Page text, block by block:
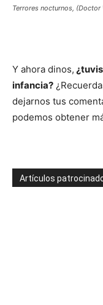
Terrores nocturnos, (Doctor
Y ahora dinos,
infancia?
dejarnos tus
podemos obtener
Artículos